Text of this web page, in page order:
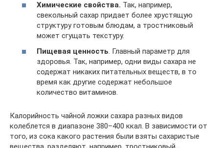
Химические свойства. Так, например,
свекольный сахар придает более хрустящую
структуру готовым блюдам, а тростниковый
может сгущать текстуру.
Пищевая ценность . Главный параметр для
здоровья. Так, например, одни виды сахара не
содержат никаких питательных веществ, в то
время как другие содержат небольшое
количество витаминов.
Калорийность чайной ложки сахара разных видов
колеблется в диапазоне 380–400 ккал. В зависимости от
того, из сока какого растения были взяты сахаристые